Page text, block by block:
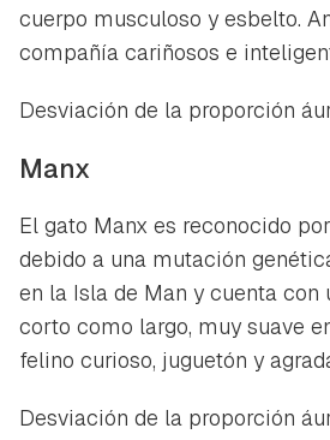
cuerpo musculoso y esbelto.
compañía cariñosos e
Desviación de la proporción
Manx
El gato Manx es reconocido
debido a una mutación
en la Isla de Man y cuenta con
corto como largo, muy suave
felino curioso, juguetón y
Desviación de la proporción